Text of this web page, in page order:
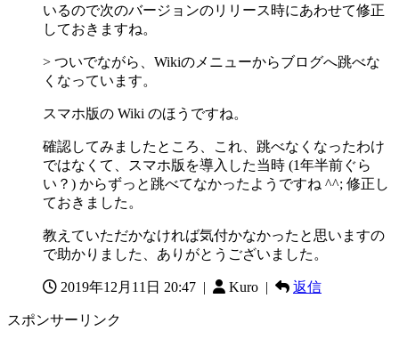
いるので次のバージョンのリリース時にあわせて修正
しておきますね。
> ついでながら、Wikiのメニューからブログへ跳べな
くなっています。
スマホ版の Wiki のほうですね。
確認してみましたところ、これ、跳べなくなったわけ
ではなくて、スマホ版を導入した当時 (1年半前ぐら
い？) からずっと跳べてなかったようですね ^^; 修正し
ておきました。
教えていただかなければ気付かなかったと思いますの
で助かりました、ありがとうございました。
2019年12月11日 20:47 | Kuro | 返信
スポンサーリンク